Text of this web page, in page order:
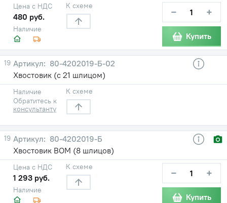
Наличие
Цена с НДС
480 руб.
К схеме − +
Купить
19
80-4202019-Б-02
Хвостовик (с 21 шлицом)
Наличие
Обратитесь к
консультанту
К схеме
19
80-4202019-Б
Хвостовик ВОМ (8 шлицов)
Наличие
Цена с НДС
1 293 руб.
К схеме − +
Купить